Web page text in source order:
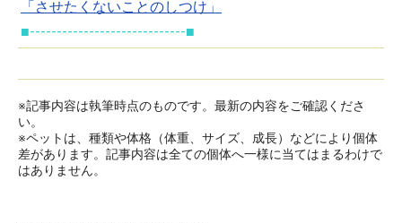
「させたくないことのしつけ」
■-----------------------------■
※記事内容は執筆時点のものです。最新の内容をご確認くださ
い。
※ペットは、種類や体格（体重、サイズ、成長）などにより個体
差があります。記事内容は全ての個体へ一様に当てはまるわけで
はありません。